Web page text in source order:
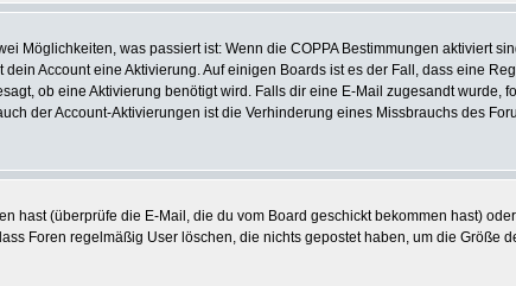
Möglichkeiten, was passiert ist: Wenn die COPPA Bestimmungen aktiviert
Account eine Aktivierung. Auf einigen Boards ist es der Fall, dass eine
ob eine Aktivierung benötigt wird. Falls dir eine E-Mail zugesandt wurde,
der Account-Aktivierungen ist die Verhinderung eines Missbrauchs des
(überprüfe die E-Mail, die du vom Board geschickt bekommen hast)
Foren regelmäßig User löschen, die nichts gepostet haben, um die Größe